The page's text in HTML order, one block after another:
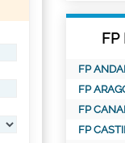
FP
FP
FP
FP
FP